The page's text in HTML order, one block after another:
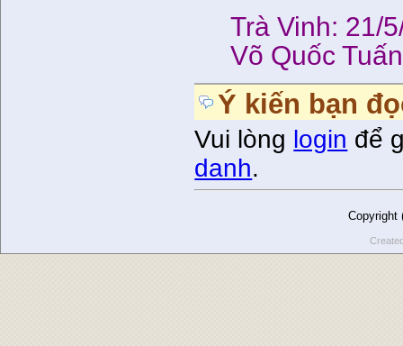
Trà Vinh: 21/
Võ Quốc Tuấn
Ý kiến bạn
Vui lòng login để
danh.
Copyright